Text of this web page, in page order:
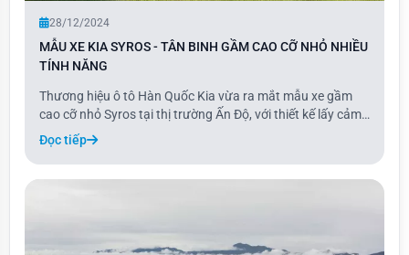
28/12/2024
MẪU XE KIA SYROS - TÂN BINH GẦM CAO CỠ NHỎ NHIỀU
TÍNH NĂNG
Thương hiệu ô tô Hàn Quốc Kia vừa ra mắt mẫu xe gầm
cao cỡ nhỏ Syros tại thị trường Ấn Độ, với thiết kế lấy cảm
hứng từ EV9 và trang bị hàng loạt tính năng, công nghệ an
toàn tiên tiến. Được định vị giữa Sonet và Seltos, Kia Syros
mang đến tùy chọn động c
Đọc tiếp